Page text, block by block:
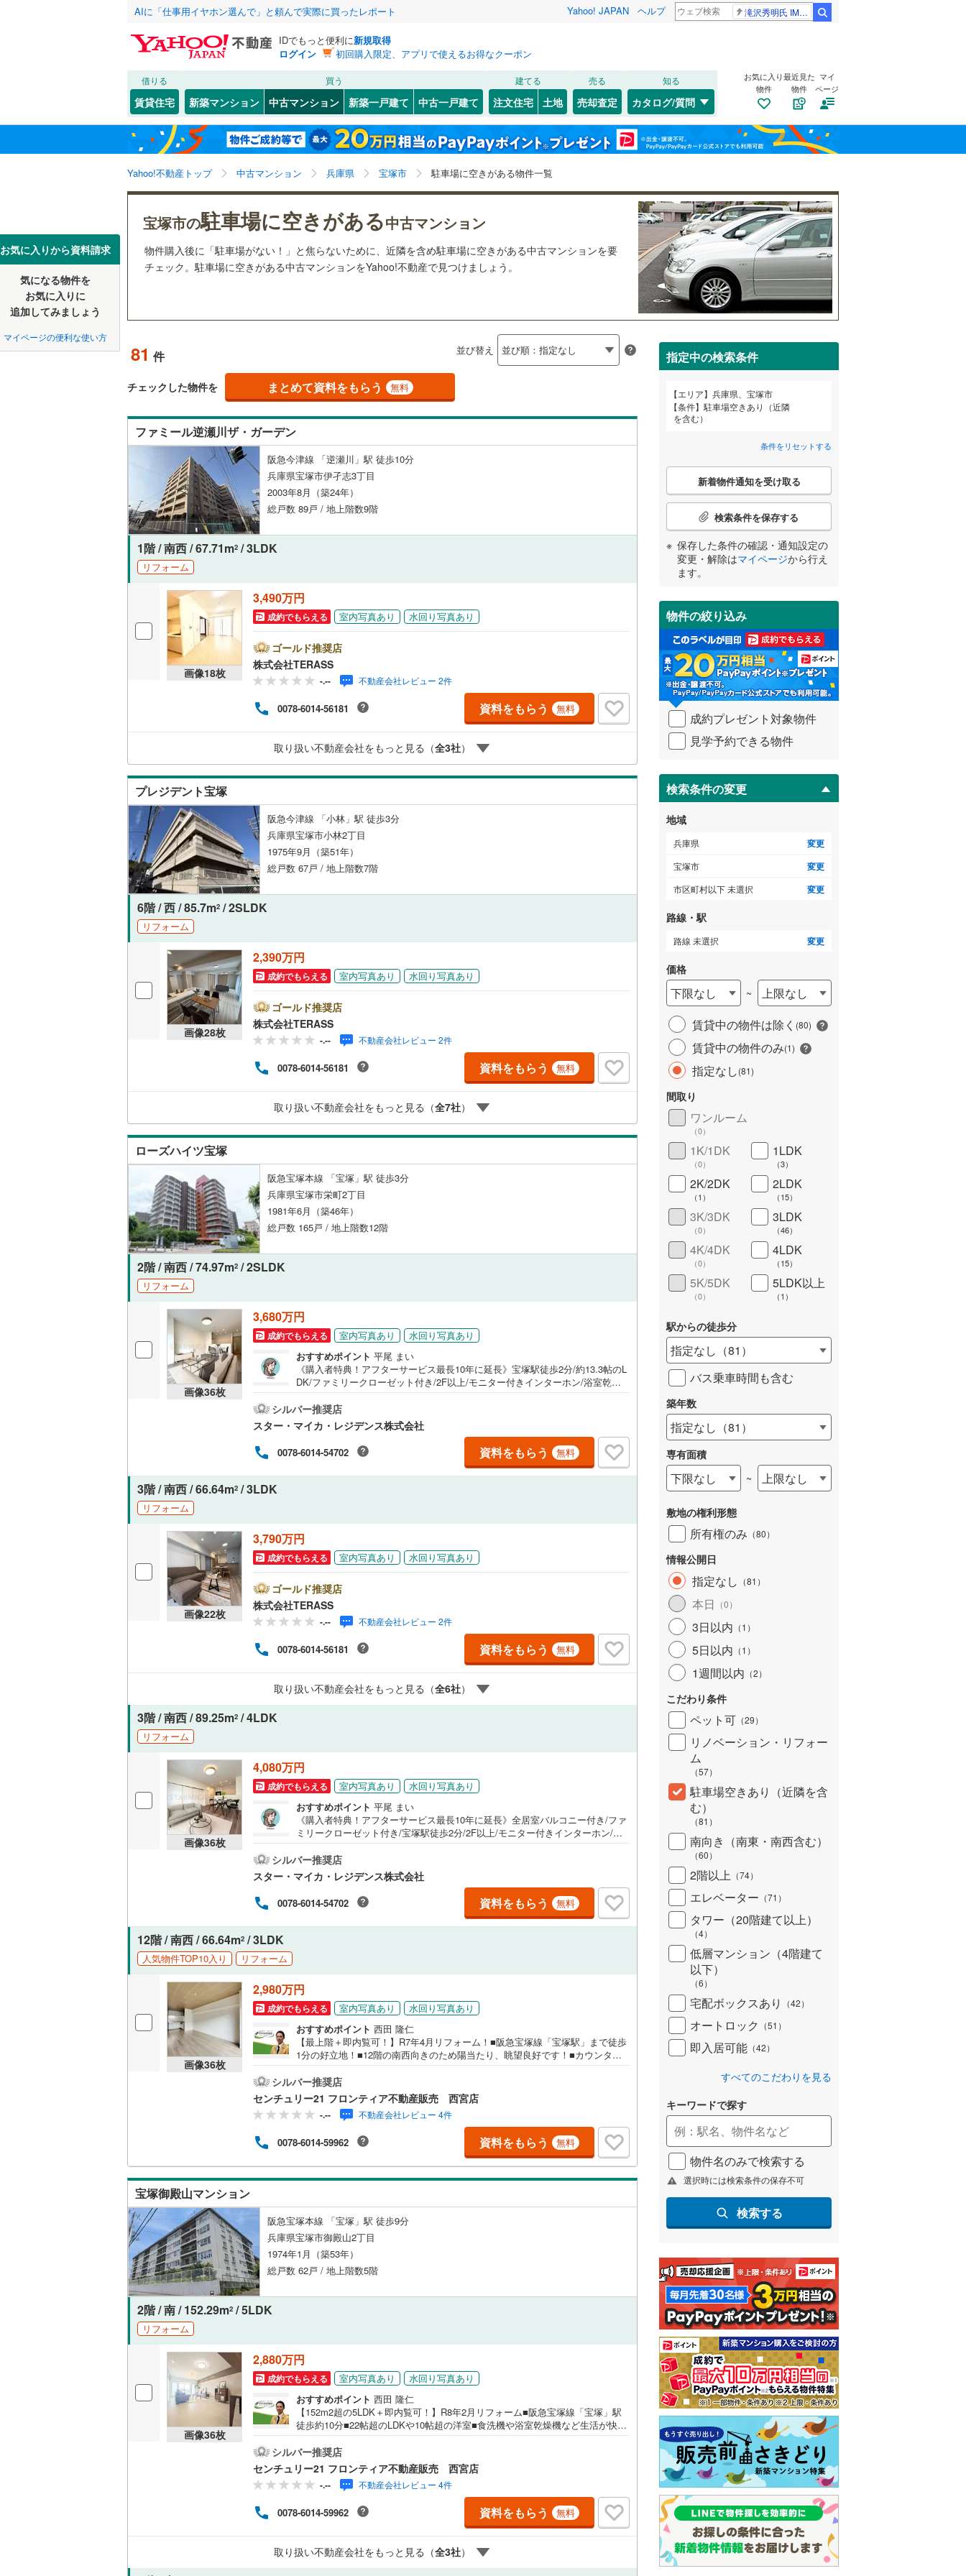
AIに「仕事用イヤホン選んで」と頼んで実際に買ったレポート Yahoo! JAPAN ヘルプ 滝沢秀明氏 IMPACT26
IDでもっと便利に新規取得
ログイン
初回購入限定、アプリで使えるお得なクーポン
借りる
賃貸住宅
買う
新築マンション 中古マンション 新築一戸建て 中古一戸建て
建てる
注文住宅 土地
売る
売却査定
知る
カタログ/質問
お気に入り
物件
最近見た
物件
マイ
ページ
Yahoo!不動産トップ 中古マンション 兵庫県 宝塚市 駐車場に空きがある物件一覧
お気に入りから資料請求
気になる物件を
お気に入りに
追加してみましょう
マイページの便利な使い方
宝塚市の駐車場に空きがある中古マンション
物件購入後に「駐車場がない！」と焦らないために、近隣を含め駐車場に空きがある中古マンションを要
チェック。駐車場に空きがある中古マンションをYahoo!不動産で見つけましょう。
81 件 並び替え
チェックした物件を まとめて資料をもらう 無料
ファミール逆瀬川ザ・ガーデン
阪急今津線 「逆瀬川」駅 徒歩10分
兵庫県宝塚市伊孑志3丁目
2003年8月（築24年）
総戸数 89戸 / 地上階数9階
1階 / 南西 / 67.71m2 / 3LDK
リフォーム
画像18枚
3,490万円
成約でもらえる 室内写真あり 水回り写真あり
ゴールド推奨店
株式会社TERASS
-.-- 不動産会社レビュー 2件
0078-6014-56181 資料をもらう 無料
取り扱い不動産会社をもっと見る（全3社）
プレジデント宝塚
阪急今津線 「小林」駅 徒歩3分
兵庫県宝塚市小林2丁目
1975年9月（築51年）
総戸数 67戸 / 地上階数7階
6階 / 西 / 85.7m2 / 2SLDK
リフォーム
画像28枚
2,390万円
成約でもらえる 室内写真あり 水回り写真あり
ゴールド推奨店
株式会社TERASS
-.-- 不動産会社レビュー 2件
0078-6014-56181 資料をもらう 無料
取り扱い不動産会社をもっと見る（全7社）
ローズハイツ宝塚
阪急宝塚本線 「宝塚」駅 徒歩3分
兵庫県宝塚市栄町2丁目
1981年6月（築46年）
総戸数 165戸 / 地上階数12階
2階 / 南西 / 74.97m2 / 2SLDK
リフォーム
画像36枚
3,680万円
成約でもらえる 室内写真あり
水回り写真あり
おすすめポイント 平尾 まい
《購入者特典！アフターサービス最長10年に延長》宝塚駅徒歩2分/約13.3帖のL
DK/ファミリークローゼット付き/2F以上/モニター付きインターホン/浴室乾燥
当日の見学も可能です。上記時間はお電話が繋がりやすくなっております。
「室内・現地を見学する」ボタンよりご予約いただくとご見学がスムーズで
す。【弊社について】スター・マイカ・レジデンスは、スター・マイカ・ホー
ルディングス（東証プライム上場）のグループ会社です。【各種ご相談も承っ
ております】・引越し業者のご紹介や、入居後オプションサポート・税金、住
宅ローンについて・FPによるライフプランシュミレーション----Yahoo！ 不動産
シルバー推奨店
スター・マイカ・レジデンス株式会社
0078-6014-54702 資料をもらう 無料
3階 / 南西 / 66.64m2 / 3LDK
リフォーム
画像22枚
3,790万円
成約でもらえる 室内写真あり 水回り写真あり
ゴールド推奨店
株式会社TERASS
-.-- 不動産会社レビュー 2件
0078-6014-56181 資料をもらう 無料
取り扱い不動産会社をもっと見る（全6社）
3階 / 南西 / 89.25m2 / 4LDK
リフォーム
画像36枚
4,080万円
成約でもらえる 室内写真あり
水回り写真あり
おすすめポイント 平尾 まい
《購入者特典！アフターサービス最長10年に延長》全居室バルコニー付き/ファ
ミリークローゼット付き/宝塚駅徒歩2分/2F以上/モニター付きインターホン/角
火・水・祝日当日の見学も可能です。上記時間はお電話が繋がりやすくなって
おります。「室内・現地を見学する」ボタンよりご予約いただくとご見学がス
ムーズです。【弊社について】スター・マイカ・レジデンスは、スター・マイ
カ・ホールディングス（東証プライム上場）のグループ会社です。【各種ご相
談も承っております】・引越し業者のご紹介や、入居後オプションサポート・
税金、住宅ローンについて・FPによるライフプランシュミレーション----Yaho
せん
シルバー推奨店
スター・マイカ・レジデンス株式会社
0078-6014-54702 資料をもらう 無料
12階 / 南西 / 66.64m2 / 3LDK
人気物件TOP10入り リフォーム
画像36枚
2,980万円
成約でもらえる 室内写真あり
水回り写真あり
おすすめポイント 西田 隆仁
【最上階＋即内覧可！】R7年4月リフォーム！■阪急宝塚線「宝塚駅」まで徒歩
1分の好立地！■12階の南西向きのため陽当たり、眺望良好です！■カウンター
容・全室クロス張替・フロアタイル張替・浴室新調・システムキッチン新調・
トイレ新調・洗面室、トイレCF張替・和室畳新調 ・洗面台新調 等 立地・宝
塚小学校まで徒歩約16分・御殿山中学校まで徒歩約26分 弊社が選ばれる理由 1.
お金の扱い方のプロ、ファイナンシャルプランナーが資金計画をサポート！2.
買い替えなどにも対応できる売却専門チームあり！3.たくさんの銀行と繋がり
があるため、最も低金利になるように審査が可能！4.物件のお引渡し後に必要
になったお家のリフォームも弊社のリフォームプランナーがご提案！5.定期的
にご連絡を繋ぎ、有事の際に迅速にサポートいたします弊社は専門家同士が連
携をとっているため、より多くの知見がございます。お気軽にお問合せくださ
シルバー推奨店
センチュリー21 フロンティア不動産販売 西宮店
-.-- 不動産会社レビュー 4件
0078-6014-59962 資料をもらう 無料
宝塚御殿山マンション
阪急宝塚本線 「宝塚」駅 徒歩9分
兵庫県宝塚市御殿山2丁目
1974年1月（築53年）
総戸数 62戸 / 地上階数5階
2階 / 南 / 152.29m2 / 5LDK
リフォーム
画像36枚
2,880万円
成約でもらえる 室内写真あり
水回り写真あり
おすすめポイント 西田 隆仁
【152m2超の5LDK＋即内覧可！】R8年2月リフォーム■阪急宝塚線「宝塚」駅
徒歩約10分■22帖超のLDKや10帖超の洋室■食洗機や浴室乾燥機など生活が快適
付）・人造大理石システムキッチン交換（食洗器・浄水器付）・洗面化粧台交
換・洗濯パン交換・トイレ2か所交換（温水洗浄便座付）・建具交換・全室フロ
ーリング張替・ダウンライト設置・和室から洋室へ変更・サンルームタイル貼
り・電気温水器交換・エコカラット貼り・ハウスクリーニング等 立地・宝塚市
立宝塚小学校まで徒歩約10分・宝塚市立御殿山中学校まで徒歩約7分 弊社が選
ばれる理由 1.お金の扱い方のプロ、ファイナンシャルプランナーが資金計画を
サポート！2.買い替えなどにも対応できる売却専門チームあり！3.たくさんの銀
し後に必要になったお家のリフォームも弊社のリフォームプランナーがご提
案！
シルバー推奨店
センチュリー21 フロンティア不動産販売 西宮店
-.-- 不動産会社レビュー 4件
0078-6014-59962 資料をもらう 無料
取り扱い不動産会社をもっと見る（全3社）
指定中の検索条件
エリア
兵庫県、宝塚市
条件
駐車場空きあり（近隣
を含む）
条件をリセットする
こ
検
条
件
受
け
取
る
・
条
件
を
イ
ペ
ジ
に
保
存
す
る
新着物件通知を受け取る
検索条件を保存する
保存した条件の確認・通知設定の
変更・解除はマイページから行え
ます。
物件の絞り込み
成約プレゼント対象物件
見学予約できる物件
検索条件の変更
地域
兵庫県 変更
宝塚市 変更
市区町村以下 未選択 変更
路線・駅
路線 未選択 変更
価格
下限なし ~
上限なし
賃貸中の物件は除く (80)
賃貸中の物件のみ(1)
指定なし(81)
間取り
ワンルーム
（0）
1K/1DK
（0）
1LDK
（3）
2K/2DK
（1 ）
2LDK
（15）
3K/3DK
（0）
3LDK
（46）
4K/4DK
（0）
4LDK
（15）
5K/5DK
（0）
5LDK以上
（1 ）
駅からの徒歩分
指定なし （81 ）
バス乗車時間も含む
築年数
指定なし （81 ）
専有面積
下限なし ~ 上限なし
敷地の権利形態
所有権のみ （80）
情報公開日
指定なし （81 ）
本日 （0）
3日以内 （1 ）
5日以内 （1 ）
1週間以内 （2）
こだわり条件
ペット可 （29）
リノベーション・リフォー
ム
（57）
駐車場空きあり（近隣を含
む）
（81 ）
南向き（南東・南西含む）
（60）
2階以上 （74）
エレベーター （71 ）
タワー（20階建て以上）
（4）
低層マンション（4階建て
以下）
（6）
宅配ボックスあり （42）
オートロック （51 ）
即入居可能 （42）
すべてのこだわりを見る
キーワードで探す
物件名のみで検索する
選択時には検索条件の保存不可
検索する
北海道 北海道
東北 青森 岩手 宮城 秋田 山形 福島
関東 東京 神奈川 埼玉 千葉
信越・北陸 新潟 長野
東海 愛知 岐阜 静岡 三重
和歌山
中国 鳥取 島根 岡山 広島 山口
高知
福岡 佐賀 長崎 鹿児島 沖縄
該当物件0件 条件をリセットする
神戸市 東灘区(72) 灘区(41) 兵庫区(4)
長田区(2) 須磨区(35) 垂水区(39)
北区( 中央区(26)
兵庫県のそのほ
かの地域
姫路市(44) 尼崎市 明石市(46)
西宮市(134) 洲本市(0 ) 芦屋市( 57)
伊丹市 ( 31 ) 相生市(0 豊岡市(0)
西脇市 (0)
小野市(0) 三田市(5)
加西市(0)
朝来市(0)
淡路市
たつの市 (0) 多可郡多可町(0)
加古郡稲美町(0 神崎郡市川町(0)
揖保郡太子町(1)
赤穂郡上郡町
美方郡香美町(0)
該当物件0件 条件をリセットする
旭町(2) 伊孑志(2) 梅野町(3)
小林(1) 亀井町(1) 清荒神(1)
口谷西
(2 小浜(3)
栄町
逆瀬台(5)
寿楽荘(1 高司 谷口町(1)
月見山(2) 中筋山手 中山桜台(3)
仁川北 (1)
野上(1) 花屋敷荘園(1) 花屋敷つつじガ丘(1)
雲雀丘山手( 2) 平井(1)
宝梅(3) 南口(1)
南ひばりガ丘(2) 山本丸橋(1)
湯本町
山手台東
該当物件0件 条件をリセットする
JR 東海道本線（JR西日本）(0) 福知山線(59) 山陽本線（JR西日本）(
加古川線(0) 播但線(0) 姫新線(0)
赤穂線(0) 山陰本線(0) 東西線(0)
山陽新幹線
(0)
神戸市営地下鉄西神・山手線
私鉄・その他 阪急神戸本線( 0) 阪急今津線(60) 阪急伊丹線
阪急甲陽線 (0 ) 阪急宝塚本線 阪神本線(0)
能勢電鉄妙見線 6)
山陽電鉄本線 ( 0) 山陽電鉄網干線(0)
神戸高速線（東西線） ( )
北条鉄道(0)
智頭急行
該当物件0件 条件をリセットする
該当物件0件 条件をリセットする
こだわり条件 リフォーム、リノベーション
リノベーション・リフォーム
（57）
築古・築30年以上（49）
共用設備
宅配ボックスあり 自転車置き場（44）
トランクルーム（ 11） エレベーター バイク置き場（38）
駐車場空きあり（近隣を含む）
オートロック 防犯カメラ（5）
管理・管理規約
24時間有人管理（2）
配置、向き、建ち方、日当たり
2階以上（74）
階下に住戸なし（ 3）
構造・規模・施工・品質・工法関連
制震構造 （0）
大規模（総戸数200以上）
低層マンション（4階建て以
下）（ 6 ）
立地
小学校まで1km以内（36）
共用施設
キッズルーム（0） ゲストルーム（0）
（52）
間取り、居室全体
バリアフリー住宅（
LD
キッチン
浴室
浴室に窓あり（19）
（ ワイドバルコニー
ウォークインクローゼット
（22）
販売、価格、契約、入居関連など
即入居可能
オンライン対応
オンライン内見(相談)可（77） IT重説可
オンライン対応とは？ 詳しく見る
該当物件0件 条件をリセットする
検索条件を保存しました
この検索条件の新着物件通知は、 マイページから設定できます。
保存した条件を見る
兵庫県、宝塚市、駐車場空きあり（近隣を含む）
検索条件を保存する
閉じる お気に入りリストを見る
閉じる
閉じる お気に入りリストを見る
閉じる